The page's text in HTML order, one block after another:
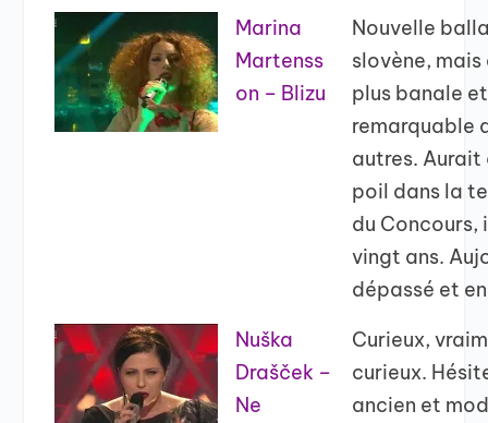
Marina
Martenss
on – Blizu
Nouvelle
slovène, mais
plus banale
remarquable
autres.
poil dans la
du Concours,
vingt ans.
dépassé et
Nuška
Drašček –
Ne
Curieux,
curieux.
ancien et